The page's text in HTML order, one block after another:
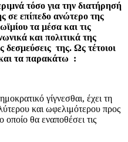
τόσο για την διατήρησή
σε επίπεδο ανώτερο της
τα μέσα και τις
και πολιτικά της
της. Ως τέτοιοι
τα παρακάτω :
γίγνεσθαι, έχει τη
και ωφελιμότερου προς
θα εναποθέσει τις